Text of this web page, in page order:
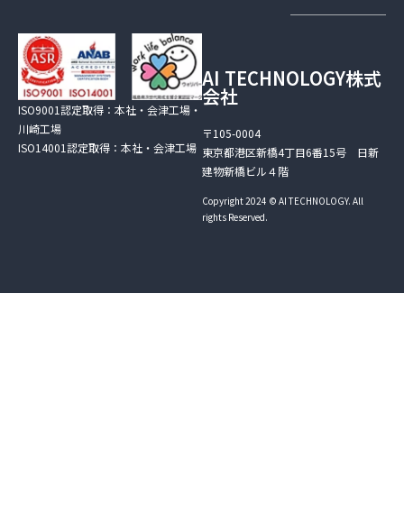
AI TECHNOLOGY株式
会社
〒105-0004
東京都港区新橋4丁目6番15号 日新
建物新橋ビル４階
Copyright 2024 © AI TECHNOLOGY. All
rights Reserved.
ISO9001認定取得：本社・会津工場・
川崎工場
ISO14001認定取得：本社・会津工場